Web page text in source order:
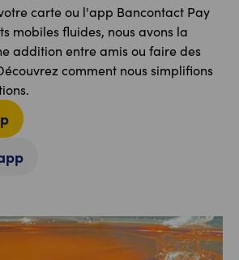
carte ou l'app Bancontact Pay
mobiles fluides, nous avons la
addition entre amis ou faire des
comment nous simplifions